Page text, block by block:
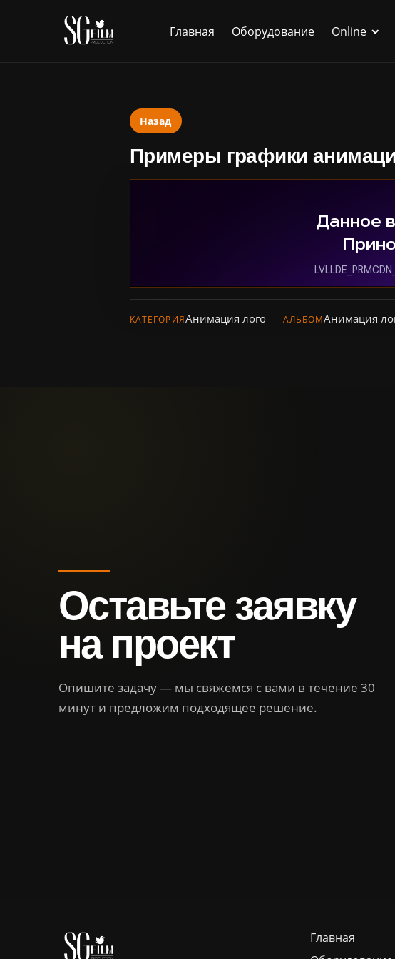
Главная Оборудование Online
Назад
Примеры графики
КАТЕГОРИЯАнимация лого АЛЬБОМАнимация
Оставьте заявку
на проект
Опишите задачу — мы свяжемся с вами в течение 30
минут и предложим подходящее решение.
Главная